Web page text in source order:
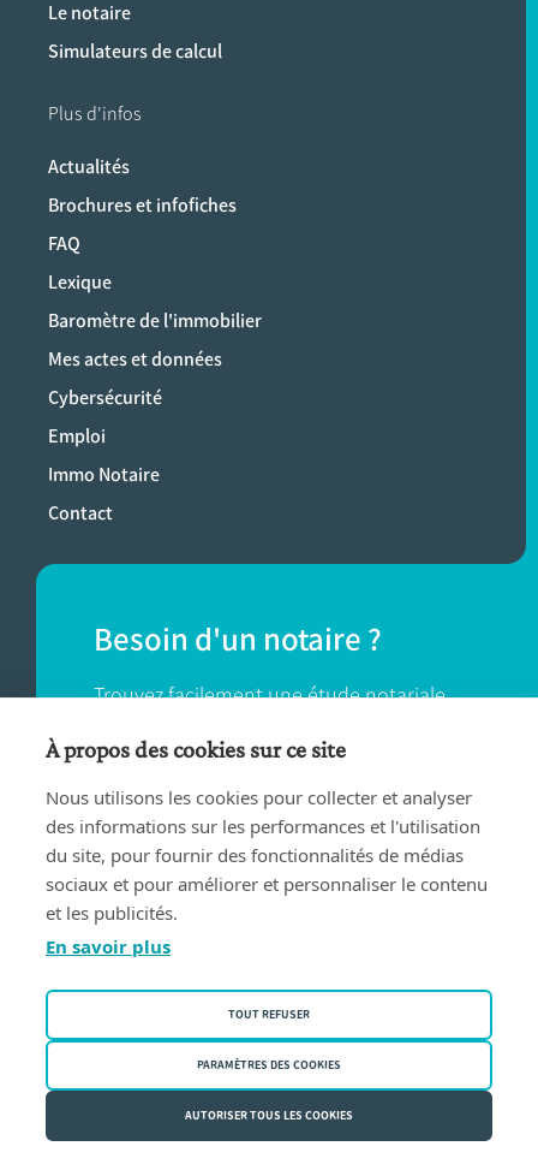
Le notaire
Simulateurs de calcul
Plus d'infos
Actualités
Brochures et infofiches
FAQ
Lexique
Baromètre de l'immobilier
Mes actes et données
Cybersécurité
Emploi
Immo Notaire
Contact
Besoin d'un notaire ?
Trouvez facilement une étude notariale
près de chez vous.
TROUVER UN NOTAIRE
Conditions d'utilisation
Politique des cookies
Fednot asbl | Rue de la Montage 30/34 - 1000 Bruxelles | BE
À propos des cookies sur ce site
Nous utilisons les cookies pour collecter et analyser
des informations sur les performances et l'utilisation
du site, pour fournir des fonctionnalités de médias
sociaux et pour améliorer et personnaliser le contenu
et les publicités.
En savoir plus
TOUT REFUSER
PARAMÈTRES DES COOKIES
AUTORISER TOUS LES COOKIES